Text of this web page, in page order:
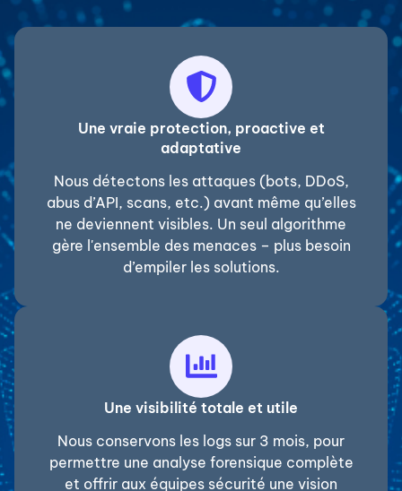
Une vraie protection, proactive et
adaptative
Nous détectons les attaques (bots, DDoS,
abus d’API, scans, etc.) avant même qu’elles
ne deviennent visibles. Un seul algorithme
gère l'ensemble des menaces – plus besoin
d’empiler les solutions.
Une visibilité totale et utile
Nous conservons les logs sur 3 mois, pour
permettre une analyse forensique complète
et offrir aux équipes sécurité une vision